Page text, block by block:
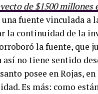
de $1500 millones
fuente vinculada a
la continuidad de la
la fuente, que
no tiene sentido
posee en Rojas,
Es más: como